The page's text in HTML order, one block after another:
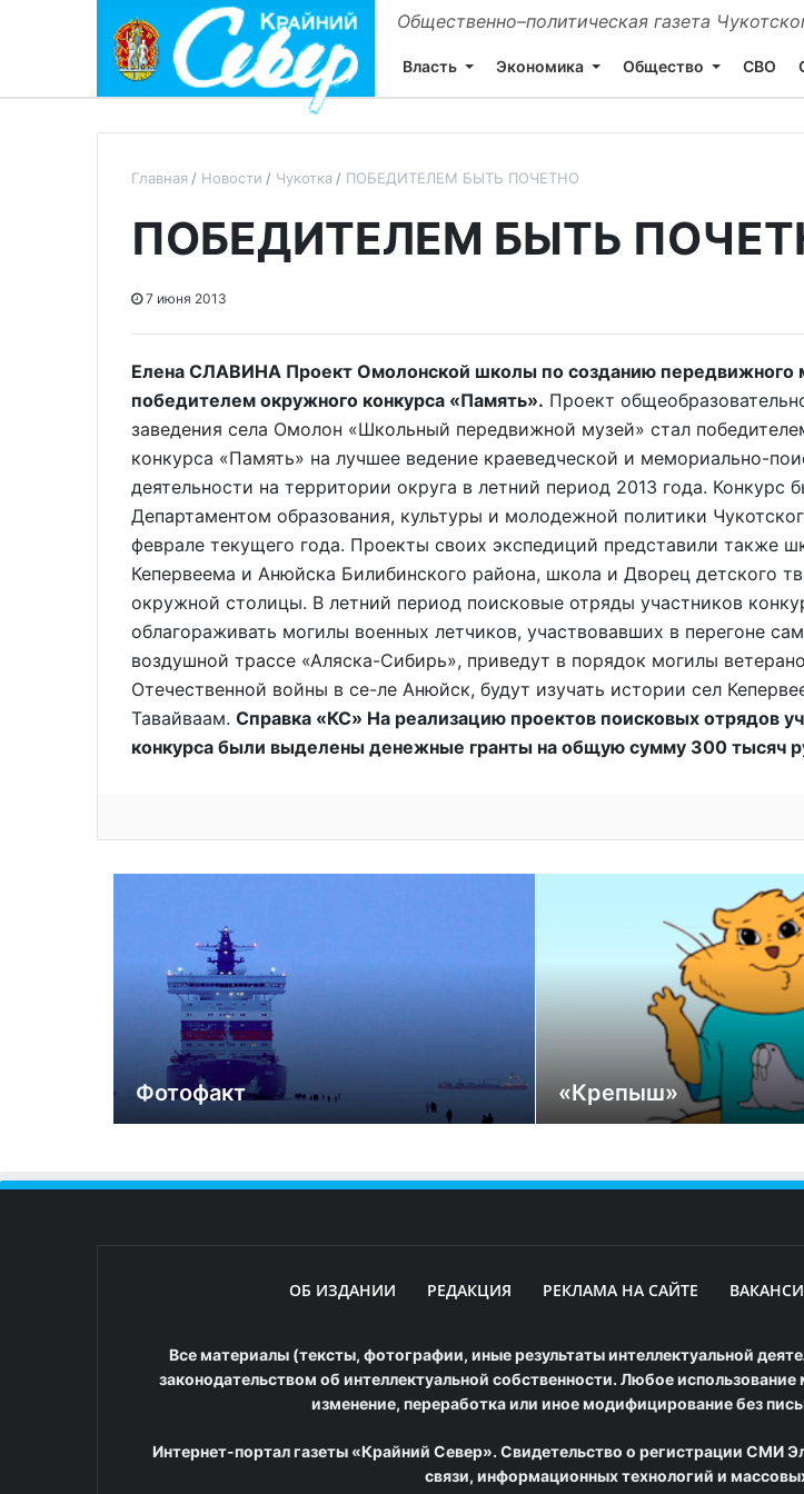
Общественно–политическая газета
Власть Экономика Общество СВО
Главная Новости Чукотка ПОБЕДИТЕЛЕМ БЫТЬ ПОЧЕТНО
ПОБЕДИТЕЛЕМ БЫТЬ
7 июня 2013
Елена СЛАВИНА Проект Омолонской школы по созданию передвижного
победителем окружного конкурса «Память». Проект
заведения села Омолон «Школьный передвижной музей» стал
конкурса «Память» на лучшее ведение краеведческой и мемориально-
деятельности на территории округа в летний период 2013 года. Конкурс
Департаментом образования, культуры и молодежной политики
феврале текущего года. Проекты своих экспедиций представили также
Кепервеема и Анюйска Билибинского района, школа и Дворец детского
окружной столицы. В летний период поисковые отряды участников
облагораживать могилы военных летчиков, участвовавших в перегоне
воздушной трассе «Аляска-Сибирь», приведут в порядок могилы
Отечественной войны в се-ле Анюйск, будут изучать истории сел
Тавайваам. Справка «КС» На реализацию проектов поисковых отрядов
конкурса были выделены денежные гранты на общую сумму 300 тысяч
Фотофакт «Крепыш»
ОБ ИЗДАНИИ РЕДАКЦИЯ РЕКЛАМА НА САЙТЕ
Все материалы (тексты, фотографии, иные результаты интеллектуальной
законодательством об интеллектуальной собственности. Любое
изменение, переработка или иное модифицирование без
Интернет-портал газеты «Крайний Север». Свидетельство о регистрации
связи, информационных технологий и